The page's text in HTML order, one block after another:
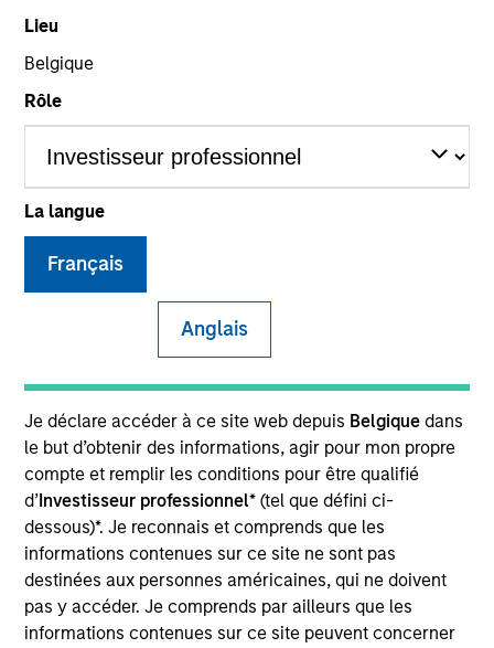
Lieu
Belgique
Rôle
La langue
Français
Anglais
Je déclare accéder à ce site web depuis Belgique dans
le but d’obtenir des informations, agir pour mon propre
compte et remplir les conditions pour être qualifié
d’Investisseur professionnel* (tel que défini ci-
dessous)*. Je reconnais et comprends que les
informations contenues sur ce site ne sont pas
destinées aux personnes américaines, qui ne doivent
pas y accéder. Je comprends par ailleurs que les
informations contenues sur ce site peuvent concerner
COUNTRY
China
Invested on
Feb 2017
Transaction Type
Shanghai KNX is a human resources consulting and
management training company.
View Site
Investment Team
Morgan Stanley Private Equity Asia